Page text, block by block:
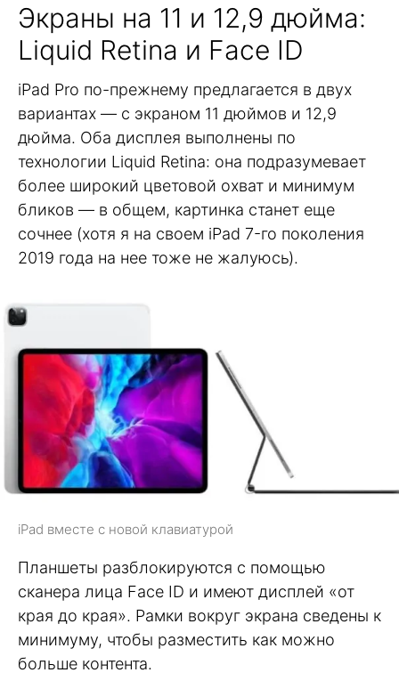
Экраны на 11 и 12,9 дюйма:
Liquid Retina и Face ID
iPad Pro по-прежнему предлагается в двух
вариантах — с экраном 11 дюймов и 12,9
дюйма. Оба дисплея выполнены по
технологии Liquid Retina: она подразумевает
более широкий цветовой охват и минимум
бликов — в общем, картинка станет еще
сочнее (хотя я на своем iPad 7-го поколения
2019 года на нее тоже не жалуюсь).
iPad вместе с новой клавиатурой
Планшеты разблокируются с помощью
сканера лица Face ID и имеют дисплей «от
края до края». Рамки вокруг экрана сведены к
минимуму, чтобы разместить как можно
больше контента.